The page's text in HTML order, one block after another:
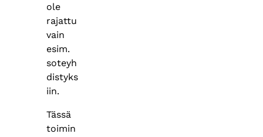
ole
rajattu
vain
esim.
soteyh
distyks
iin.
Tässä
toimin